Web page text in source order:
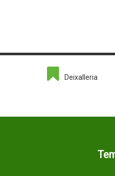
Deixalleria